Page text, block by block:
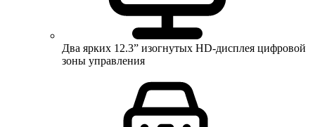
Два ярких 12.3” изогнутых HD-дисплея цифровой
зоны управления